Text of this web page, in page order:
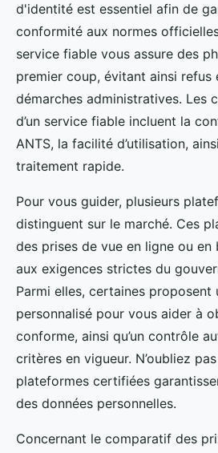
d'identité est essentiel afin de
conformité aux normes
service fiable vous assure des
premier coup, évitant ainsi refus
démarches administratives. Les
d’un service fiable incluent la
ANTS, la facilité d’utilisation,
traitement rapide.
Pour vous guider, plusieurs
distinguent sur le marché. Ces
des prises de vue en ligne ou
aux exigences strictes du
Parmi elles, certaines proposent
personnalisé pour vous aider à
conforme, ainsi qu’un contrôle
critères en vigueur. N’oubliez
plateformes certifiées
des données personnelles.
Concernant le comparatif des